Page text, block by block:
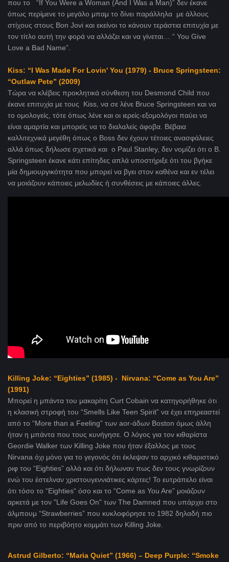
που το “If You Were a Woman (And I Was a Man)” δεν έκανε
όπως περίμενε το μεγάλο μπαμ το δίνει παράλληλα με άλλους
στίχους στους Bon Jovi και εκείνοι το κάνουν τεράστια επιτυχία με
τον τίτλο αυτή την φορά να αλλάζει και να γίνεται… “ You Give
Love a Bad Name”.
Kiss: “I Was Made For Lovin' You (1979) - Bruce Springsteen:
“Outlaw Pete” (2009)
Τώρα να κλέβεις προκλητικά σύνθεση του Desmond Child που
έκανε επιτυχία με τους Kiss, να σε λένε Bruce Springsteen και να
το ομολογείς, τότε όπως λένε και οι ιερείς-εξομολόγοι παύει να
είναι αμαρτία και μπορείς να το διαλαλείς άφοβα. Βέβαια
καλλιτεχνικά μεγέθη όπως ο Boss δεν έχουν τέτοιες ανασφάλειες
αλλά όπως δήλωσε σχετικά και ο Paul Stanley, δεν νομίζει ότι ο Β.
Springsteen έκανε κάτι επίτηδες απλά υποστήριξε ότι του βγήκε
μία δημιουργικότητα που μπορεί να βγει στον καθένα και εν τέλει
να μοιάζουν κάποιες μελωδίες ή συνθέσεις με κάποιες άλλες.
Killing Joke: “Eighties” (1985) - Nirvana: “Come as You Are”
(1991)
Μπορεί η μπάντα του μακαρίτη Curt Cobain να κατηγορήθηκε ότι
η κλασική στροφή του “Smells Like Teen Spirit” να έχει επηρεαστεί
από το “More than a Feeling” των aor-άδων Boston όμως άλλη
ήταν η μπάντα που τους κυνήγησε. Ο λόγος για τον κιθαρίστα
Geordie Walker των Killing Joke που ήταν έξαλλος με τους
Nirvana όχι μόνο για το γεγονός ότι έκλεψαν το αρχικό κιθαριστικό
ριφ του “Eighties” αλλά και ότι δήλωναν πως δεν τους γνωρίζουν
ενώ του έστελναν χριστουγεννιάτικες κάρτες! Το ευτράπελο είναι
ότι τόσο το “Eighties“ όσο και το “Come as You Are” μοιάζουν
αρκετά με τον "Life Goes On" των The Damned που υπάρχει στο
άλμπουμ “Strawberries” που κυκλοφόρησε το 1982 δηλαδή πιο
πριν από το περιβόητο κομμάτι των Killing Joke.
Astrud Gilberto: “Maria Quiet” (1966) – Deep Purple: “Smoke